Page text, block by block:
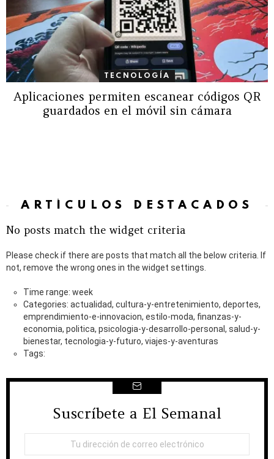
TECNOLOGÍA
Aplicaciones permiten escanear códigos QR
guardados en el móvil sin cámara
ARTÍCULOS DESTACADOS
No posts match the widget criteria
Please check if there are posts that match all the below criteria. If
not, remove the wrong ones in the widget settings.
Time range: week
Categories: actualidad, cultura-y-entretenimiento, deportes,
emprendimiento-e-innovacion, estilo-moda, finanzas-y-
economia, politica, psicologia-y-desarrollo-personal, salud-y-
bienestar, tecnologia-y-futuro, viajes-y-aventuras
Tags:
NEWSLETTER
Suscríbete a El Semanal